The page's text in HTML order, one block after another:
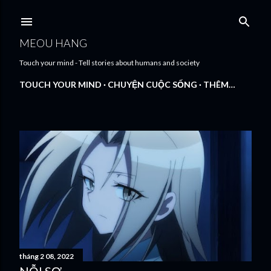
MEOU HANG
Touch your mind - Tell stories about humans and society
TOUCH YOUR MIND CHUYỆN CUỘC SỐNG THÊM…
B
à
i
đ
ă
tháng 2 08, 2022